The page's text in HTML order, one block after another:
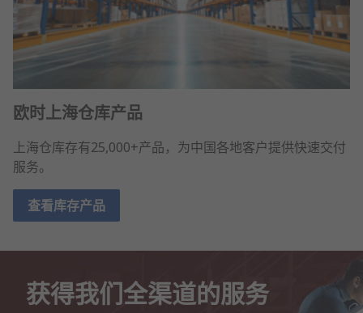
欧时上海仓库产品
上海仓库存有25,000+产品，为中国各地客户提供快速交付
服务。
查看库存产品
获得我们全渠道的服务